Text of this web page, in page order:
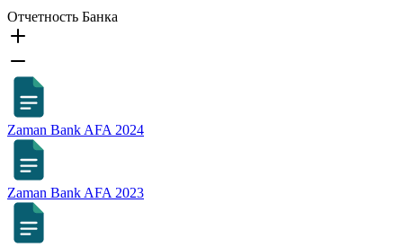
Отчетность Банка
Zaman Bank AFA 2024
Zaman Bank AFA 2023